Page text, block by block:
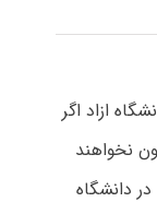
ازاد اگر
نخواهند
دانشگاه